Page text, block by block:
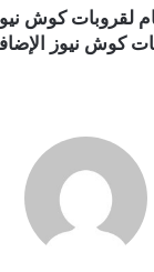
لقروبات كوش
كوش نيوز